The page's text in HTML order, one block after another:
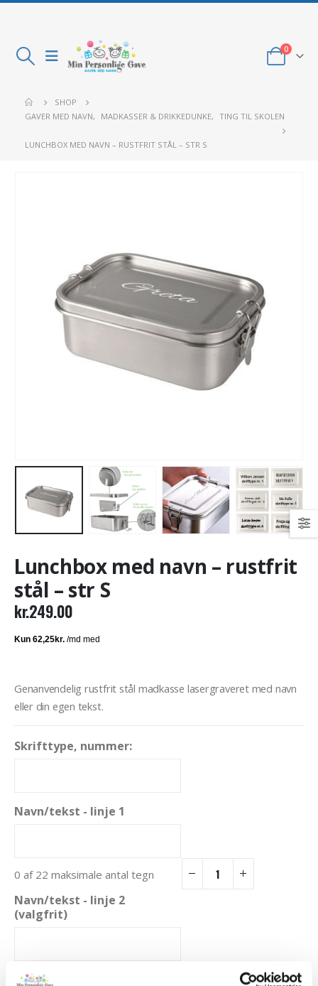
0
SHOP
GAVER MED NAVN, MADKASSER & DRIKKEDUNKE, TING TIL SKOLEN
LUNCHBOX MED NAVN – RUSTFRIT STÅL – STR S
Lunchbox med navn – rustfrit
stål – str S
kr.249.00
Genanvendelig rustfrit stål madkasse lasergraveret med navn
eller din egen tekst.
Skrifttype, nummer:
Navn/tekst - linje 1
0 af 22 maksimale antal tegn
Navn/tekst - linje 2
(valgfrit)
0 af 22 maksimale antal tegn